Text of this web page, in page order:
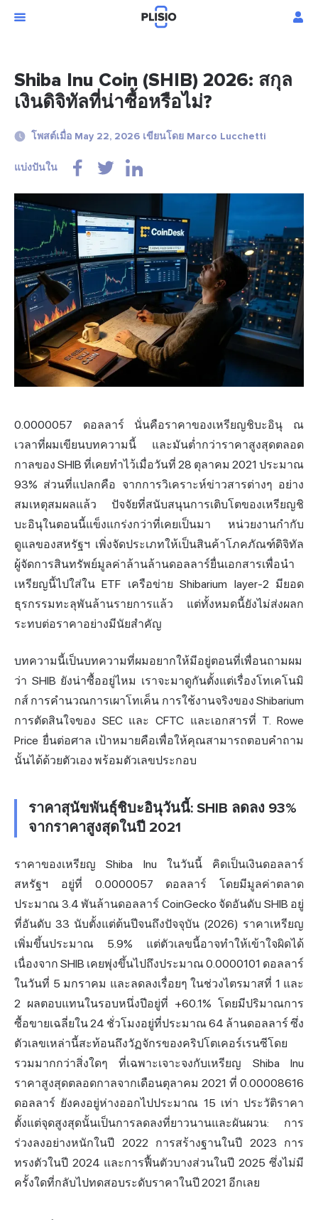
Shiba Inu Coin (SHIB) 2026: สกุล
เงินดิจิทัลที่น่าซื้อหรือไม่?
โพสต์เมื่อ May 22, 2026 เขียนโดย Marco Lucchetti
แบ่งปันใน
0.0000057 ดอลลาร์ นั่นคือราคาของเหรียญชิบะอินุ ณ
เวลาที่ผมเขียนบทความนี้ และมันต่ำกว่าราคาสูงสุดตลอด
กาลของ SHIB ที่เคยทำไว้เมื่อวันที่ 28 ตุลาคม 2021 ประมาณ
93% ส่วนที่แปลกคือ จากการวิเคราะห์ข่าวสารต่างๆ อย่าง
สมเหตุสมผลแล้ว ปัจจัยที่สนับสนุนการเติบโตของเหรียญชิ
บะอินุในตอนนี้แข็งแกร่งกว่าที่เคยเป็นมา หน่วยงานกำกับ
ดูแลของสหรัฐฯ เพิ่งจัดประเภทให้เป็นสินค้าโภคภัณฑ์ดิจิทัล
ผู้จัดการสินทรัพย์มูลค่าล้านล้านดอลลาร์ยื่นเอกสารเพื่อนำ
เหรียญนี้ไปใส่ใน ETF เครือข่าย Shibarium layer-2 มียอด
ธุรกรรมทะลุพันล้านรายการแล้ว แต่ทั้งหมดนี้ยังไม่ส่งผลก
ระทบต่อราคาอย่างมีนัยสำคัญ
บทความนี้เป็นบทความที่ผมอยากให้มีอยู่ตอนที่เพื่อนถามผม
ว่า SHIB ยังน่าซื้ออยู่ไหม เราจะมาดูกันตั้งแต่เรื่องโทเคโนมิ
กส์ การคำนวณการเผาโทเค็น การใช้งานจริงของ Shibarium
การตัดสินใจของ SEC และ CFTC และเอกสารที่ T. Rowe
Price ยื่นต่อศาล เป้าหมายคือเพื่อให้คุณสามารถตอบคำถาม
นั้นได้ด้วยตัวเอง พร้อมตัวเลขประกอบ
ราคาสุนัขพันธุ์ชิบะอินุวันนี้: SHIB ลดลง 93%
จากราคาสูงสุดในปี 2021
ราคาของเหรียญ Shiba Inu ในวันนี้ คิดเป็นเงินดอลลาร์
สหรัฐฯ อยู่ที่ 0.0000057 ดอลลาร์ โดยมีมูลค่าตลาด
ประมาณ 3.4 พันล้านดอลลาร์ CoinGecko จัดอันดับ SHIB อยู่
ที่อันดับ 33 นับตั้งแต่ต้นปีจนถึงปัจจุบัน (2026) ราคาเหรียญ
เพิ่มขึ้นประมาณ 5.9% แต่ตัวเลขนี้อาจทำให้เข้าใจผิดได้
เนื่องจาก SHIB เคยพุ่งขึ้นไปถึงประมาณ 0.0000101 ดอลลาร์
ในวันที่ 5 มกราคม และลดลงเรื่อยๆ ในช่วงไตรมาสที่ 1 และ
2 ผลตอบแทนในรอบหนึ่งปีอยู่ที่ +60.1% โดยมีปริมาณการ
ซื้อขายเฉลี่ยใน 24 ชั่วโมงอยู่ที่ประมาณ 64 ล้านดอลลาร์ ซึ่ง
ตัวเลขเหล่านี้สะท้อนถึงวัฏจักรของคริปโตเคอร์เรนซีโดย
รวมมากกว่าสิ่งใดๆ ที่เฉพาะเจาะจงกับเหรียญ Shiba Inu
ราคาสูงสุดตลอดกาลจากเดือนตุลาคม 2021 ที่ 0.00008616
ดอลลาร์ ยังคงอยู่ห่างออกไปประมาณ 15 เท่า ประวัติราคา
ตั้งแต่จุดสูงสุดนั้นเป็นการลดลงที่ยาวนานและผันผวน: การ
ร่วงลงอย่างหนักในปี 2022 การสร้างฐานในปี 2023 การ
ทรงตัวในปี 2024 และการฟื้นตัวบางส่วนในปี 2025 ซึ่งไม่มี
ครั้งใดที่กลับไปทดสอบระดับราคาในปี 2021 อีกเลย